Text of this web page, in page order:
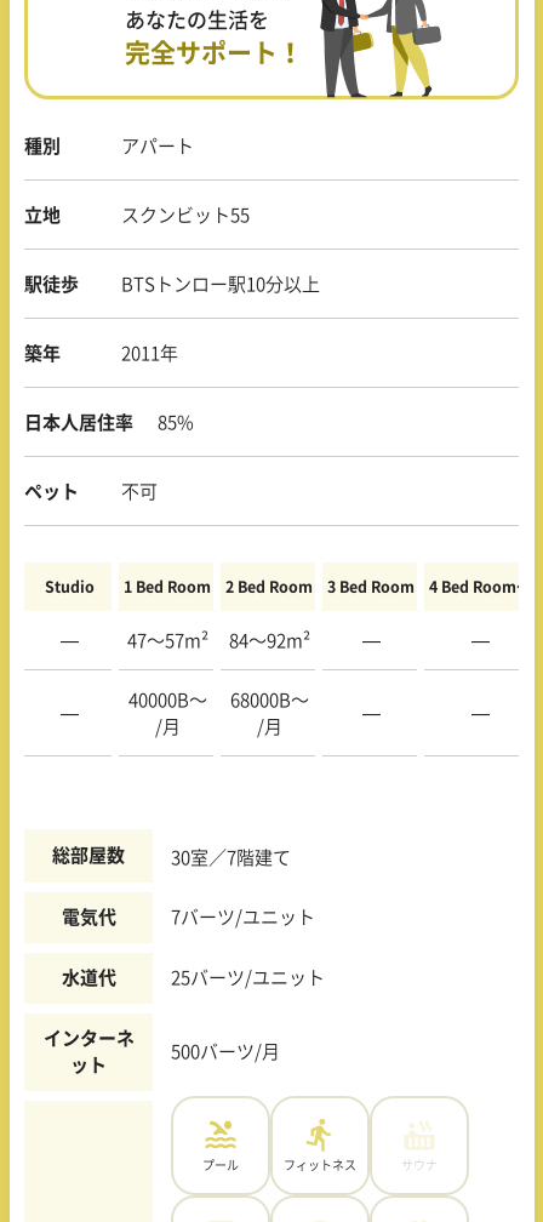
種別 アパート
立地 スクンビット55
駅徒歩 BTSトンロー駅10分以上
築年 2011年
日本人居住率 85%
ペット 不可
あなたの生活を
完全サポート！
Studio 1 Bed Room 2 Bed Room 3 Bed Room 4 Bed Room〜
— 47〜57m² 84〜92m² — —
—
40000B〜
/月
68000B〜
/月
— —
総部屋数 30室／7階建て
電気代 7バーツ/ユニット
水道代 25バーツ/ユニット
インターネ
ット
500バーツ/月
プール フィットネス サウナ